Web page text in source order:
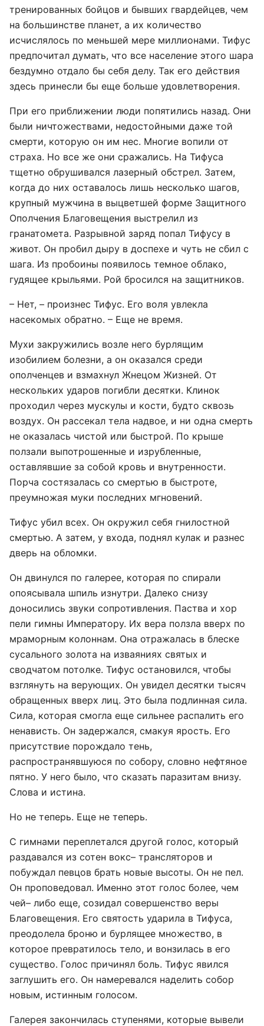
тренированных бойцов и бывших гвардейцев, чем
на большинстве планет, а их количество
исчислялось по меньшей мере миллионами. Тифус
предпочитал думать, что все население этого шара
бездумно отдало бы себя делу. Так его действия
здесь принесли бы еще больше удовлетворения.
При его приближении люди попятились назад. Они
были ничтожествами, недостойными даже той
смерти, которую он им нес. Многие вопили от
страха. Но все же они сражались. На Тифуса
тщетно обрушивался лазерный обстрел. Затем,
когда до них оставалось лишь несколько шагов,
крупный мужчина в выцветшей форме Защитного
Ополчения Благовещения выстрелил из
гранатомета. Разрывной заряд попал Тифусу в
живот. Он пробил дыру в доспехе и чуть не сбил с
шага. Из пробоины появилось темное облако,
гудящее крыльями. Рой бросился на защитников.
– Нет, – произнес Тифус. Его воля увлекла
насекомых обратно. – Еще не время.
Мухи закружились возле него бурлящим
изобилием болезни, а он оказался среди
ополченцев и взмахнул Жнецом Жизней. От
нескольких ударов погибли десятки. Клинок
проходил через мускулы и кости, будто сквозь
воздух. Он рассекал тела надвое, и ни одна смерть
не оказалась чистой или быстрой. По крыше
ползали выпотрошенные и изрубленные,
оставлявшие за собой кровь и внутренности.
Порча состязалась со смертью в быстроте,
преумножая муки последних мгновений.
Тифус убил всех. Он окружил себя гнилостной
смертью. А затем, у входа, поднял кулак и разнес
дверь на обломки.
Он двинулся по галерее, которая по спирали
опоясывала шпиль изнутри. Далеко снизу
доносились звуки сопротивления. Паства и хор
пели гимны Императору. Их вера ползла вверх по
мраморным колоннам. Она отражалась в блеске
сусального золота на изваяниях святых и
сводчатом потолке. Тифус остановился, чтобы
взглянуть на верующих. Он увидел десятки тысяч
обращенных вверх лиц. Это была подлинная сила.
Сила, которая смогла еще сильнее распалить его
ненависть. Он задержался, смакуя ярость. Его
присутствие порождало тень,
распространявшуюся по собору, словно нефтяное
пятно. У него было, что сказать паразитам внизу.
Слова и истина.
Но не теперь. Еще не теперь.
С гимнами переплетался другой голос, который
раздавался из сотен вокс– трансляторов и
побуждал певцов брать новые высоты. Он не пел.
Он проповедовал. Именно этот голос более, чем
чей– либо еще, созидал совершенство веры
Благовещения. Его святость ударила в Тифуса,
преодолела броню и бурлящее множество, в
которое превратилось тело, и вонзилась в его
существо. Голос причинял боль. Тифус явился
заглушить его. Он намеревался наделить собор
новым, истинным голосом.
Галерея закончилась ступенями, которые вывели